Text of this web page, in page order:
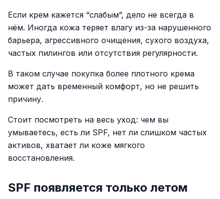
Если крем кажется “слабым”, дело не всегда в
нём. Иногда кожа теряет влагу из-за нарушенного
барьера, агрессивного очищения, сухого воздуха,
частых пилингов или отсутствия регулярности.
В таком случае покупка более плотного крема
может дать временный комфорт, но не решить
причину.
Стоит посмотреть на весь уход: чем вы
умываетесь, есть ли SPF, нет ли слишком частых
активов, хватает ли коже мягкого
восстановления.
SPF появляется только летом